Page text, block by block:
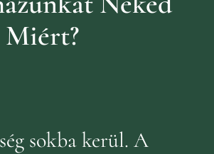
Miért?
sokba kerül. A